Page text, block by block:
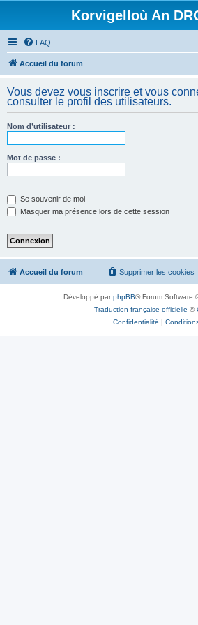
Korvigelloù An
FAQ
Accueil du forum
Vous devez vous inscrire et vous
consulter le profil des utilisateurs.
Nom d’utilisateur :
Mot de passe :
Se souvenir de moi
Masquer ma présence lors de cette session
Accueil du forum Supprimer les cookies
Développé parphpBB® Forum Software
Traduction française officielle ©
Confidentialité |